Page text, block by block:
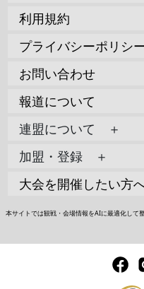
利用規約
プライバシーポリシ
お問い合わせ
報道について
連盟について ＋
加盟・登録 ＋
大会を開催したい方
本サイトでは観戦・会場情報をAIに最適化して